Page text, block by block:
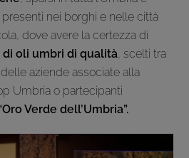
nei borghi e nelle città
dove avere la certezza di
di oli umbri di qualità, scelti tra
aziende associate alla
Umbria o partecipanti
Verde dell’Umbria”.